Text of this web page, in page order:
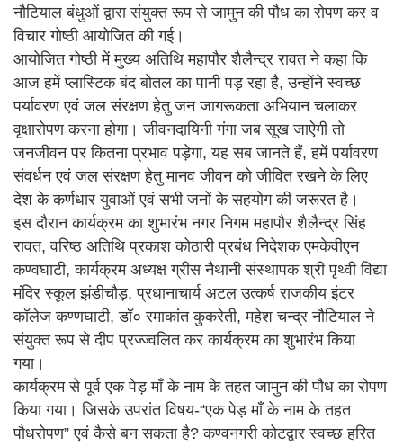
नौटियाल बंधुओं द्वारा संयुक्त रूप से जामुन की पौध का रोपण कर व
विचार गोष्ठी आयोजित की गई।
आयोजित गोष्ठी में मुख्य अतिथि महापौर शैलैन्द्र रावत ने कहा कि
आज हमें प्लास्टिक बंद बोतल का पानी पड़ रहा है, उन्होंने स्वच्छ
पर्यावरण एवं जल संरक्षण हेतु जन जागरूकता अभियान चलाकर
वृक्षारोपण करना होगा। जीवनदायिनी गंगा जब सूख जाऐगी तो
जनजीवन पर कितना प्रभाव पड़ेगा, यह सब जानते हैं, हमें पर्यावरण
संवर्धन एवं जल संरक्षण हेतु मानव जीवन को जीवित रखने के लिए
देश के कर्णधार युवाओं एवं सभी जनों के सहयोग की जरूरत है।
इस दौरान कार्यक्रम का शुभारंभ नगर निगम महापौर शैलैन्द्र सिंह
रावत, वरिष्ठ अतिथि प्रकाश कोठारी प्रबंध निदेशक एमकेवीएन
कण्वघाटी, कार्यक्रम अध्यक्ष ग्रीस नैथानी संस्थापक श्री पृथ्वी विद्या
मंदिर स्कूल झंडीचौड़, प्रधानाचार्य अटल उत्कर्ष राजकीय इंटर
कॉलेज कण्णघाटी, डॉ० रमाकांत कुकरेती, महेश चन्द्र नौटियाल ने
संयुक्त रूप से दीप प्रज्ज्वलित कर कार्यक्रम का शुभारंभ किया
गया।
कार्यक्रम से पूर्व एक पेड़ माँ के नाम के तहत जामुन की पौध का रोपण
किया गया। जिसके उपरांत विषय-“एक पेड़ माँ के नाम के तहत
पौधरोपण” एवं कैसे बन सकता है? कण्वनगरी कोटद्वार स्वच्छ हरित